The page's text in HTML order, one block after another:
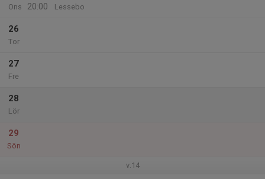
Ons
20:00
Lessebo
26
Tor
27
Fre
28
Lör
29
Sön
v.14